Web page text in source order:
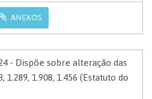
ANEXOS
- Dispõe sobre alteração das
1.908, 1.456 (Estatuto do